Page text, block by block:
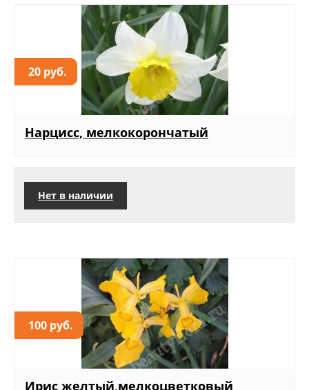
20 руб.
Нарцисс, мелкокорончатый
Нет в наличии
100 руб.
Ирис желтый,мелкоцветковый